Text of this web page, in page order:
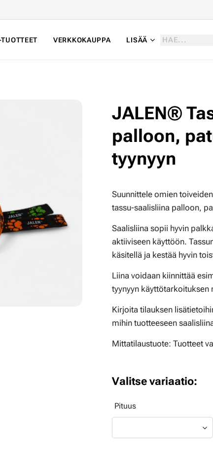
VERKKOKAUPPA LISÄÄ
JALEN®
palloon,
tyynyyn
Suunnittele omien
tassu-saalisliina palloon,
Saalisliina sopii hyvin
aktiiviseen käyttöön.
käsitellä ja kestää hyvin
Liina voidaan kiinnittää
tyynyyn käyttötarkoituksen
Kirjoita tilauksen
mihin tuotteeseen
Mittatilaustuote: Tuotteet
Valitse variaatio:
Pituus